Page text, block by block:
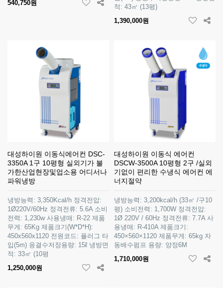
540,750원
적: 43㎡ (13평)
1,390,000원
대성하이원 이동식에어컨 DSC-
3350A 1구 10평형 실외기가 불
가한산업현장및업소용 어디서나
파워냉방
냉방능력: 3,350Kcal/h 정격전압:
1Ø220V/60Hz 정격전류: 5.6A 소비
전력: 1,230w 사용냉매: R-22 제품
무게: 65Kg 제품크기(W*D*H):
450x560x1120 전원코드: 플러그 타
입(5m) 응결수저장용량: 15ℓ 냉방면
적: 33㎡ (10평
1,250,000원
대성하이원 이동식 에어컨
DSCW-3500A 10평형 2구 /실외
기없이 편리한 수냉식 에어컨 에
너지절약
냉방능력: 3,200kcal/h (33㎡ /구10
평) 소비전력: 1,700W 정격전압:
1Ø 220V / 60Hz 정격전류: 7.7A 사
용냉매: R-410A 제품크기:
450×560×1120 제품무게: 65kg 자
동배수펌프 용량: 양정6M
1,710,000원